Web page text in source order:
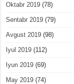
Oktabr 2019 (78)
Sentabr 2019 (79)
Avgust 2019 (98)
Iyul 2019 (112)
Iyun 2019 (69)
May 2019 (74)